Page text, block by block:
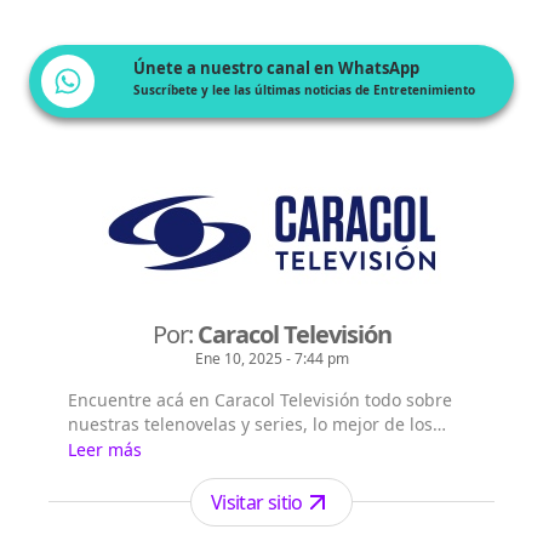
Únete a nuestro canal en WhatsApp
Suscríbete y lee las últimas noticias de Entretenimiento
Por:Caracol Televisión
Ene 10, 2025 - 7:44 pm
Encuentre acá en Caracol Televisión todo sobre
nuestras telenovelas y series, lo mejor de los
realities del momento, lo que sucede con los
artistas y más contenido de entretenimiento.
Leer más
Visitar sitio